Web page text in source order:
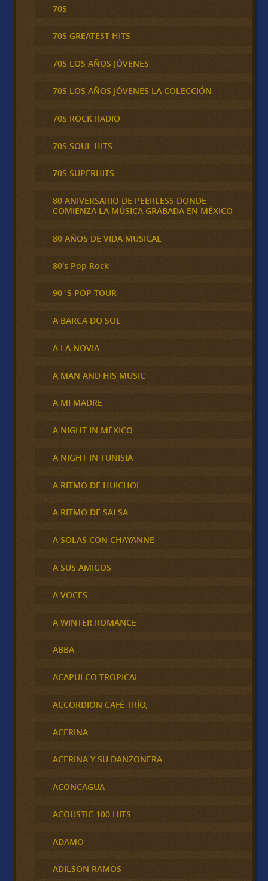
70S
70S GREATEST HITS
70S LOS AÑOS JÓVENES
70S LOS AÑOS JÓVENES LA COLECCIÓN
70S ROCK RADIO
70S SOUL HITS
70S SUPERHITS
80 ANIVERSARIO DE PEERLESS DONDE
COMIENZA LA MÚSICA GRABADA EN MÉXICO
80 AÑOS DE VIDA MUSICAL
80's Pop Rock
90´S POP TOUR
A BARCA DO SOL
A LA NOVIA
A MAN AND HIS MUSIC
A MI MADRE
A NIGHT IN MÉXICO
A NIGHT IN TUNISIA
A RITMO DE HUICHOL
A RITMO DE SALSA
A SOLAS CON CHAYANNE
A SUS AMIGOS
A VOCES
A WINTER ROMANCE
ABBA
ACAPULCO TROPICAL
ACCORDION CAFÉ TRÍO,
ACERINA
ACERINA Y SU DANZONERA
ACONCAGUA
ACOUSTIC 100 HITS
ADAMO
ADILSON RAMOS